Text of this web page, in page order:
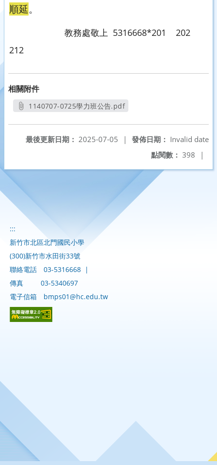
順延。
教務處敬上 5316668*201 202
212
相關附件
1140707-0725學力班公告.pdf
發佈日期： Invalid date
最後更新日期： 2025-07-05
|
點閱數： 398 |
:::
新竹市北區北門國民小學
(300)新竹市水田街33號
聯絡電話
03-5316668 |
傳真
03-5340697
電子信箱
bmps01@hc.edu.tw